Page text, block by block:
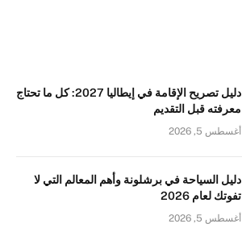
دليل تصريح الإقامة في إيطاليا 2027: كل ما تحتاج
معرفته قبل التقديم
أغسطس 5, 2026
دليل السياحة في برشلونة وأهم المعالم التي لا
تفوتك لعام 2026
أغسطس 5, 2026